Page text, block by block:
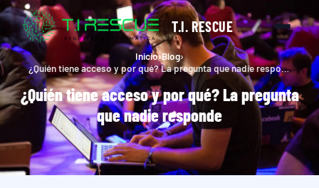
T.I. RESCUE
Inicio›Blog›
¿Quién tiene acceso y por qué? La pregunta que nadie responde
¿Quién tiene acceso y por qué? La pregunta
que nadie responde